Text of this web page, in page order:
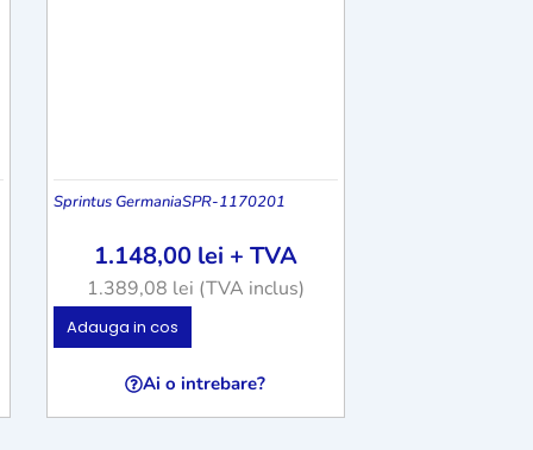
Sprintus GermaniaSPR-1170201
1.148,00 lei + TVA
1.389,08 lei (TVA inclus)
Adauga in cos
Ai o intrebare?